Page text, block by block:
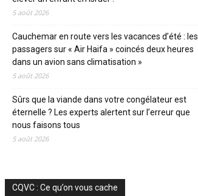
5 août 2026
Cauchemar en route vers les vacances d’été : les
passagers sur « Air Haifa » coincés deux heures
dans un avion sans climatisation »
5 août 2026
Sûrs que la viande dans votre congélateur est
éternelle ? Les experts alertent sur l’erreur que
nous faisons tous
5 août 2026
CQVC : Ce qu’on vous cache